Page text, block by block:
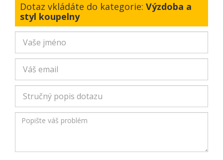
Dotaz vkládáte do kategorie: Výzdoba a
styl koupelny